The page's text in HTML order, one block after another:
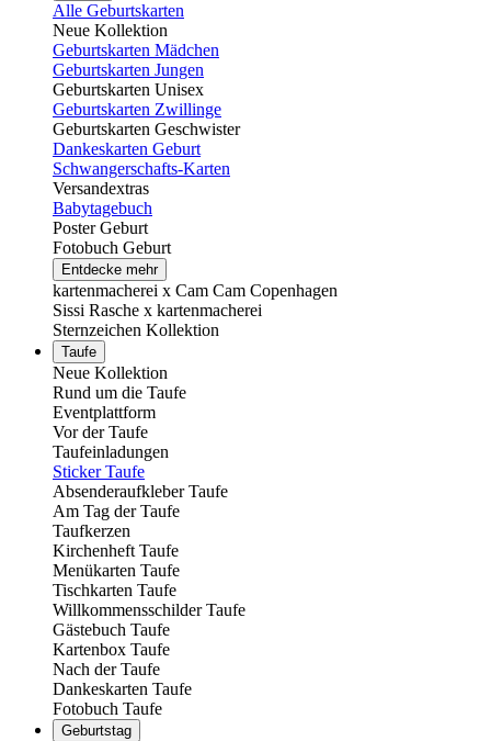
Alle Geburtskarten
Neue Kollektion
Geburtskarten Mädchen
Geburtskarten Jungen
Geburtskarten Unisex
Geburtskarten Zwillinge
Geburtskarten Geschwister
Dankeskarten Geburt
Schwangerschafts-Karten
Versandextras
Babytagebuch
Poster Geburt
Fotobuch Geburt
Entdecke mehr
kartenmacherei x Cam Cam Copenhagen
Sissi Rasche x kartenmacherei
Sternzeichen Kollektion
Taufe
Neue Kollektion
Rund um die Taufe
Eventplattform
Vor der Taufe
Taufeinladungen
Sticker Taufe
Absenderaufkleber Taufe
Am Tag der Taufe
Taufkerzen
Kirchenheft Taufe
Menükarten Taufe
Tischkarten Taufe
Willkommensschilder Taufe
Gästebuch Taufe
Kartenbox Taufe
Nach der Taufe
Dankeskarten Taufe
Fotobuch Taufe
Geburtstag